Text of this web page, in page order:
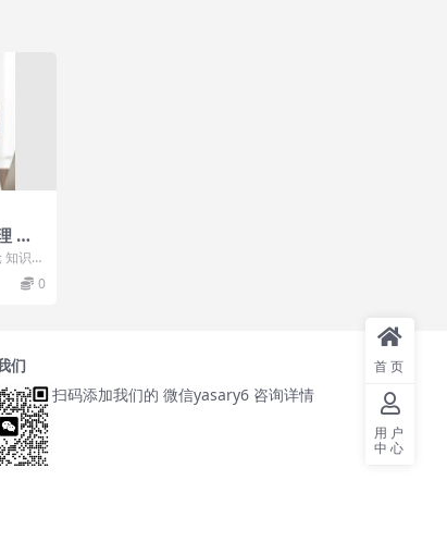
二
识视
月0...
0
们
扫码添加我们的 微信yasary6 咨询详情
首页
用户
中心